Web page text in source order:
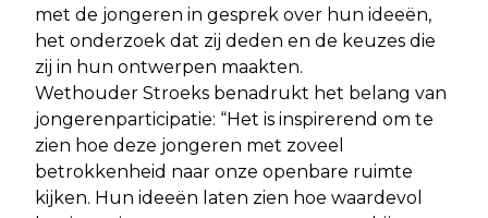
met de jongeren in gesprek over hun ideeën,
het onderzoek dat zij deden en de keuzes die
zij in hun ontwerpen maakten.
Wethouder Stroeks benadrukt het belang van
jongerenparticipatie: “Het is inspirerend om te
zien hoe deze jongeren met zoveel
betrokkenheid naar onze openbare ruimte
kijken. Hun ideeën laten zien hoe waardevol